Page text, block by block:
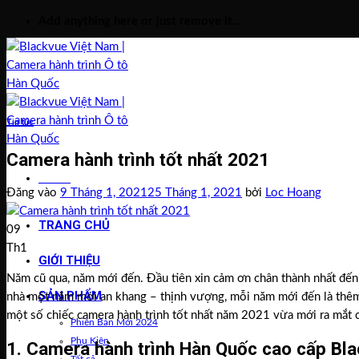
qua
nội
dung
TRANG CHỦ
GIỚI THIỆU
SẢN PHẨM
Phiên Bản Mới 2024
Phụ Kiện
Tin tức
Camera hành trình tốt nhất 2021
Đăng vào 9 Tháng 1, 202125 Tháng 1, 2021 bởi Loc Hoang
09
Th1
Năm cũ qua, năm mới đến. Đầu tiên xin cảm ơn chân thành nhất
nhà một năm mới an khang – thịnh vượng, mỗi năm mới đến là
một số chiếc camera hành trình tốt nhất năm 2021 vừa mới ra mắt
1. Camera hành trình Hàn Quốc cao cấp